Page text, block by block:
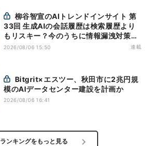
33回 生成AIの会話履歴は検索履歴より
もリスキー？今のうちに情報漏洩対策を
万全にしておこう
2026/08/06 15:50 連載
模のAIデータセンター建設を計画か
2026/08/06 16:41
ランキングをもっと見る